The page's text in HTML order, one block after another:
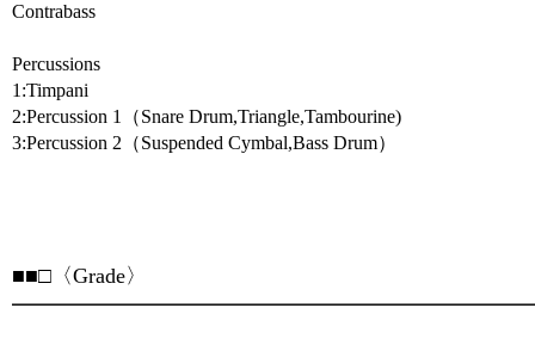
Contrabass
Percussions
1:Timpani
2:Percussion 1（Snare Drum,Triangle,Tambourine)
3:Percussion 2（Suspended Cymbal,Bass Drum）
■■□〈Grade〉